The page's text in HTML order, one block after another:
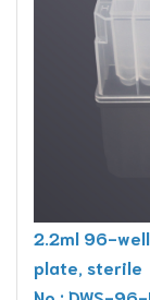
2.2ml 96-
plate, sterile